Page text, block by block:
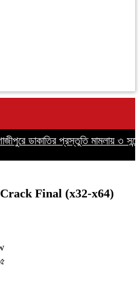
ডাকাতির প্রস্তুতি মামলায় ৩
Final (x32-x64)